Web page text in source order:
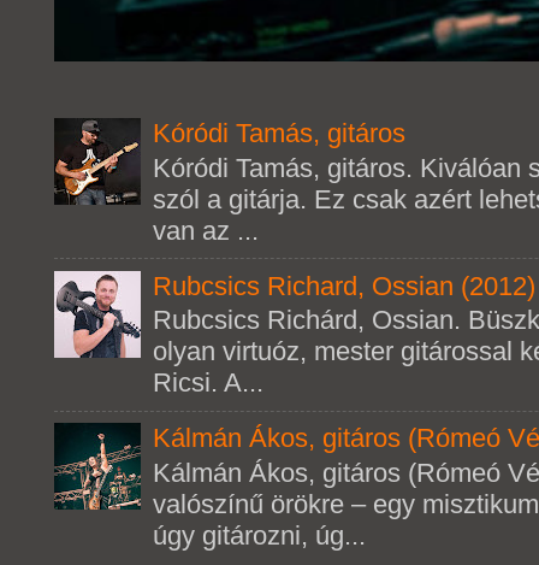
Kóródi Tamás, gitáros
Kóródi Tamás, gitáros. Kiválóan
szól a gitárja. Ez csak azért
van az ...
Rubcsics Richard, Ossian (2012)
Rubcsics Richárd, Ossian.
olyan virtuóz, mester gitárossal
Ricsi. A...
Kálmán Ákos, gitáros (Rómeó
Kálmán Ákos, gitáros (Rómeó
valószínű örökre – egy
úgy gitározni, úg...